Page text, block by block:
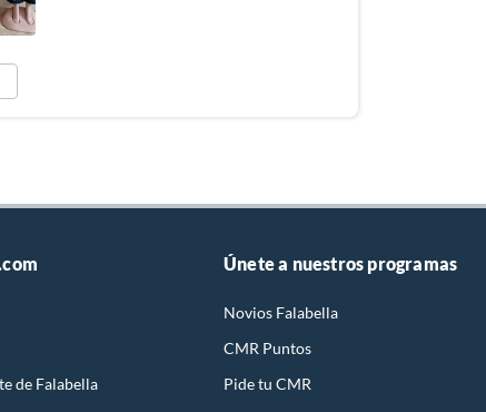
de Falabella
Únete a nuestros programas
Novios Falabella
CMR Puntos
Pide tu CMR